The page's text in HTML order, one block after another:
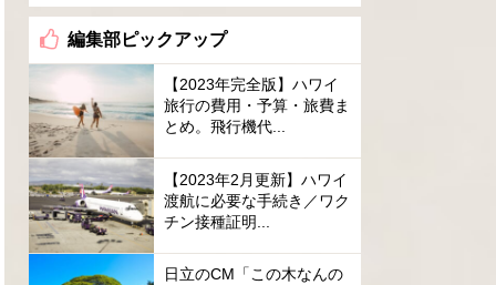
編集部ピックアップ
【2023年完全版】ハワイ
旅行の費用・予算・旅費ま
とめ。飛行機代...
【2023年2月更新】ハワイ
渡航に必要な手続き／ワク
チン接種証明...
日立のCM「この木なんの